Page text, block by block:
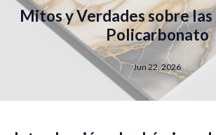
Mitos y Verdades sobre las
Policarbonato
Jun 22, 2026